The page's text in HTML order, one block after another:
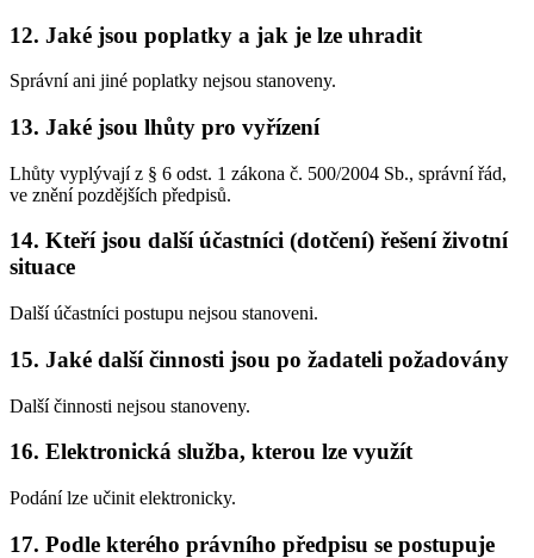
12. Jaké jsou poplatky a jak je lze uhradit
Správní ani jiné poplatky nejsou stanoveny.
13. Jaké jsou lhůty pro vyřízení
Lhůty vyplývají z § 6 odst. 1 zákona č. 500/2004 Sb., správní řád,
ve znění pozdějších předpisů.
14. Kteří jsou další účastníci (dotčení) řešení životní
situace
Další účastníci postupu nejsou stanoveni.
15. Jaké další činnosti jsou po žadateli požadovány
Další činnosti nejsou stanoveny.
16. Elektronická služba, kterou lze využít
Podání lze učinit elektronicky.
17. Podle kterého právního předpisu se postupuje